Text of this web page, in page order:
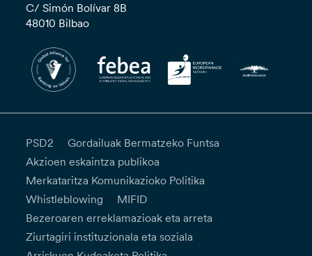
C/ Simón Bolívar 8B
48010 Bilbao
PSD2
Gordailuak Bermatzeko Funtsa
Akzioen eskaintza publikoa
Merkataritza Komunikazioko Politika
Whistleblowing
MIFID
Bezeroaren erreklamazioak eta arreta
Ziurtagiri instituzionala eta soziala